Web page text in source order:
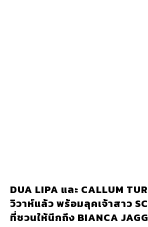
DUA LIPA และ CALLUM
วิวาห์แล้ว พร้อมลุคเจ้าสาว
ที่ชวนให้นึกถึง BIANCA